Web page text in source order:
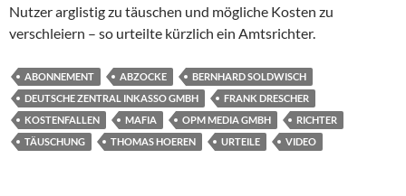
Nutzer arglistig zu täuschen und mögliche Kosten zu
verschleiern – so urteilte kürzlich ein Amtsrichter.
ABONNEMENT ABZOCKE
BERNHARD SOLDWISCH
DEUTSCHE ZENTRAL INKASSO GMBH
FRANK DRESCHER
KOSTENFALLEN
MAFIA OPM MEDIA GMBH
RICHTER
TÄUSCHUNG
THOMAS HOEREN URTEILE VIDEO